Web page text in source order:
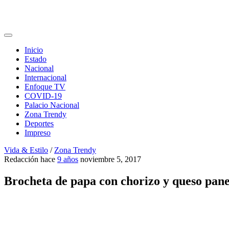
Inicio
Estado
Nacional
Internacional
Enfoque TV
COVID-19
Palacio Nacional
Zona Trendy
Deportes
Impreso
Vida & Estilo /Zona Trendy
Redacción hace 9 años noviembre 5, 2017
Brocheta de papa con chorizo y queso